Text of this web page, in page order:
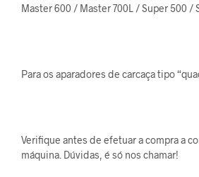
Master 600 / Master 700L / Super 500 /
Para os aparadores de carcaça tipo
Verifique antes de efetuar a compra a
máquina. Dúvidas, é só nos chamar!